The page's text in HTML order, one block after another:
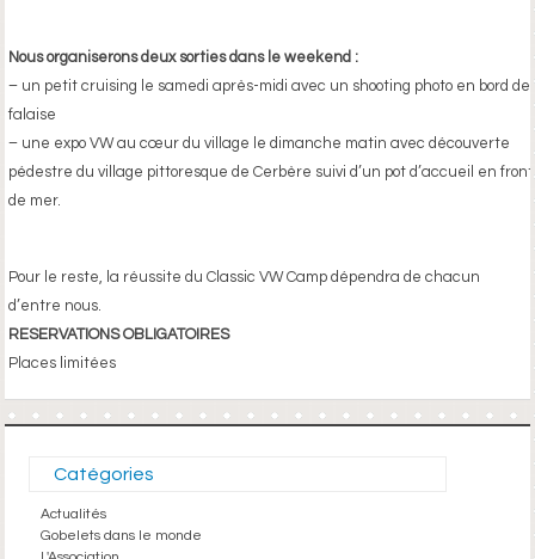
Nous organiserons deux sorties dans le weekend :
– un petit cruising le samedi après-midi avec un shooting photo en bord de
falaise
– une expo VW au cœur du village le dimanche matin avec découverte
pédestre du village pittoresque de Cerbère suivi d’un pot d’accueil en front
de mer.
Pour le reste, la réussite du Classic VW Camp dépendra de chacun
d’entre nous.
RESERVATIONS OBLIGATOIRES
Places limitées
Catégories
Actualités
Gobelets dans le monde